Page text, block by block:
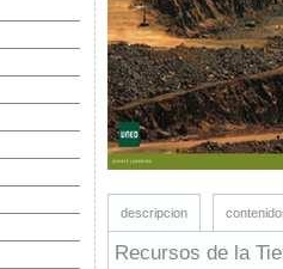
descripcion
Recursos de la